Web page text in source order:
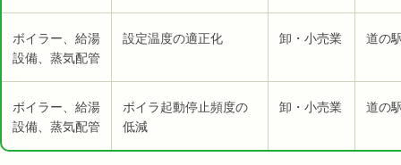
ボイラー、給湯
設備、蒸気配管
設定温度の適正化 卸・小売業 道の
ボイラー、給湯
設備、蒸気配管
ボイラ起動停止頻度の
低減
卸・小売業 道の